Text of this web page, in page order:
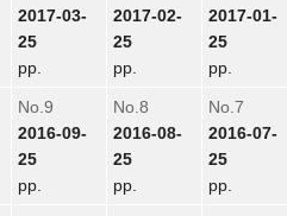
2017-03-
25
pp.
2017-02-
25
pp.
2017-01-
25
pp.
No.9
2016-09-
25
pp.
No.8
2016-08-
25
pp.
No.7
2016-07-
25
pp.